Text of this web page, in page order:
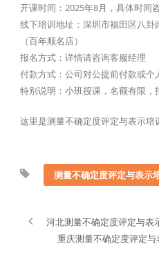
开课时间：2025年8月，具体时间
线下培训地址：深圳市福田区八卦
（百年顺名店）
报名方式：详情请咨询客服经理
付款方式：公司对公提前付款或个
特别说明：小班授课，名额有限，
这里是测量不确定度评定与表示培
测量不确定度评定与表示
河北测量不确定度评定与表
重庆测量不确定度评定